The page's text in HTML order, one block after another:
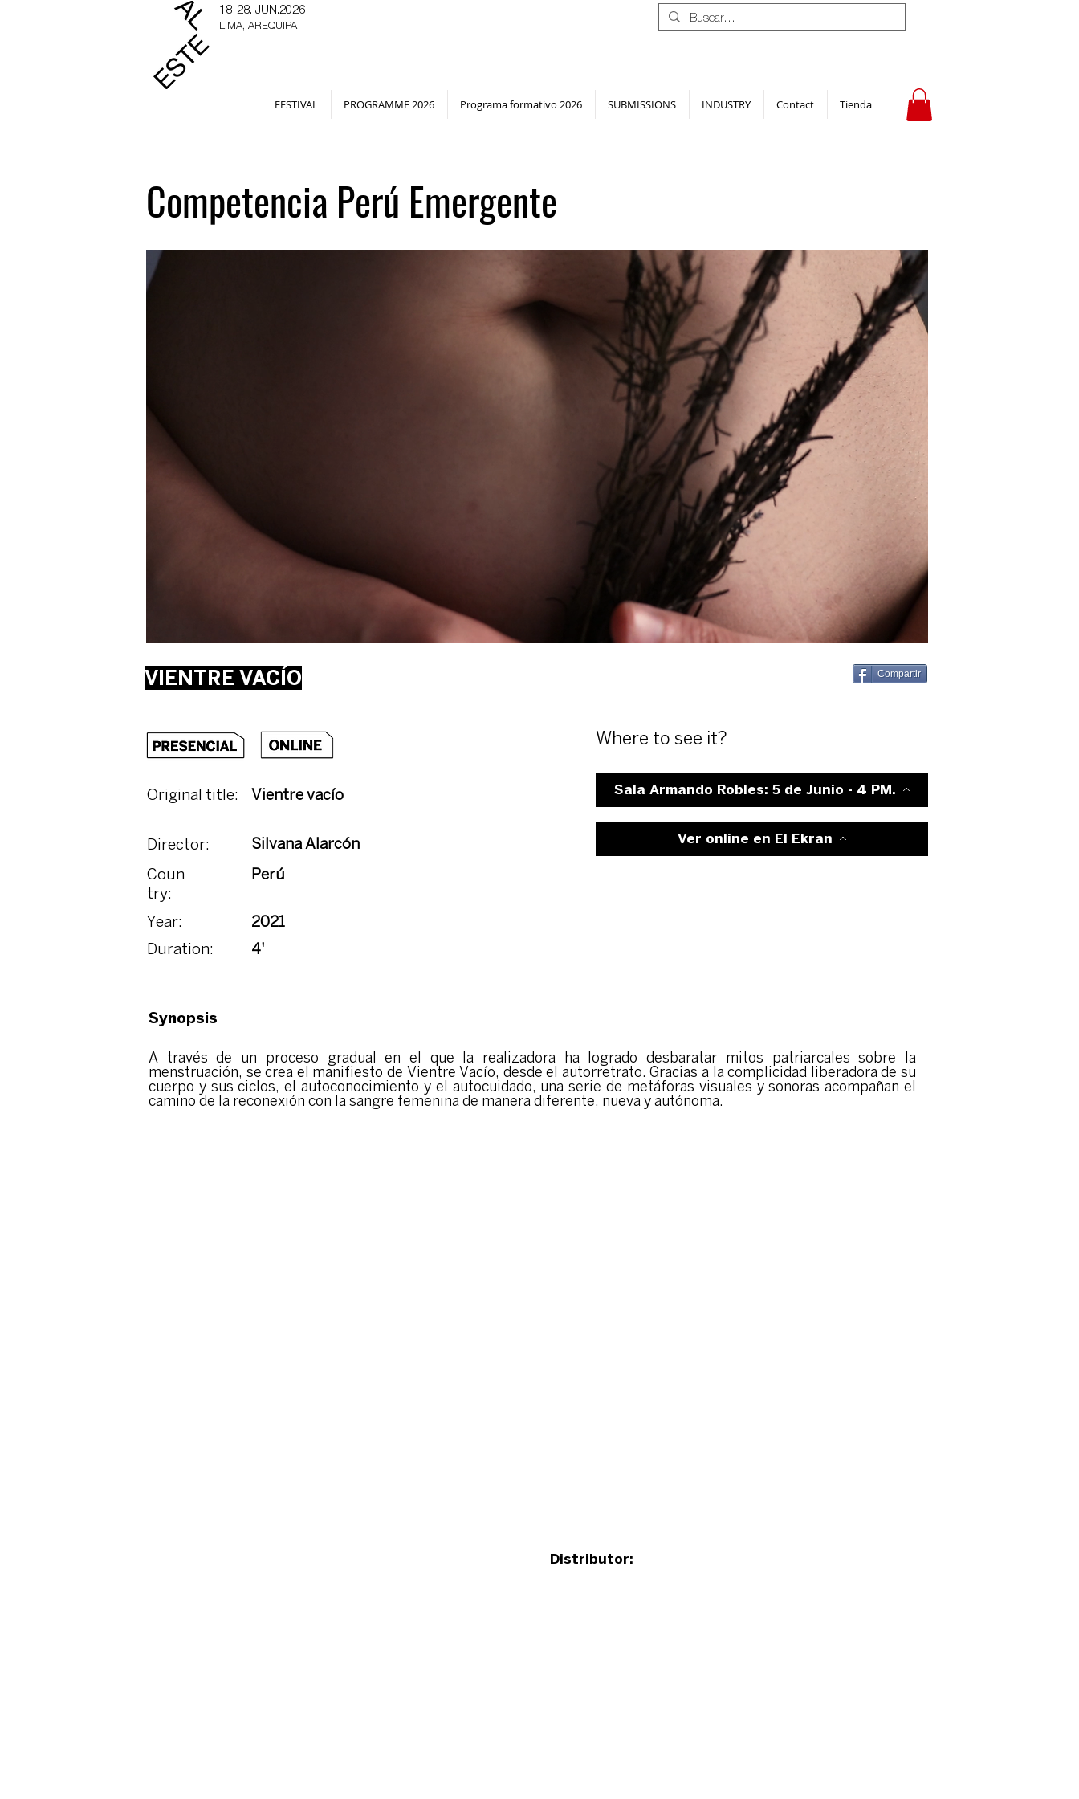
18-28. JUN.2026
LIMA, AREQUIPA
FESTIVAL PROGRAMME 2026 Programa formativo 2026 SUBMISSIONS INDUSTRY Contact Tienda
Competencia Perú Emergente
VIENTRE VACÍO
Original title:
Director:
Coun
try:
Year:
Duration:
Vientre vacío
Silvana Alarcón
Perú
2021
4'
Compartir
Where to see it?
Sala Armando Robles: 5 de Junio - 4 PM.
Ver online en El Ekran
Synopsis
A través de un proceso gradual en el que la realizadora ha logrado desbaratar mitos patriarcales sobre la
menstruación, se crea el manifiesto de Vientre Vacío, desde el autorretrato. Gracias a la complicidad liberadora de su
cuerpo y sus ciclos, el autoconocimiento y el autocuidado, una serie de metáforas visuales y sonoras acompañan el
camino de la reconexión con la sangre femenina de manera diferente, nueva y autónoma.
Distributor: